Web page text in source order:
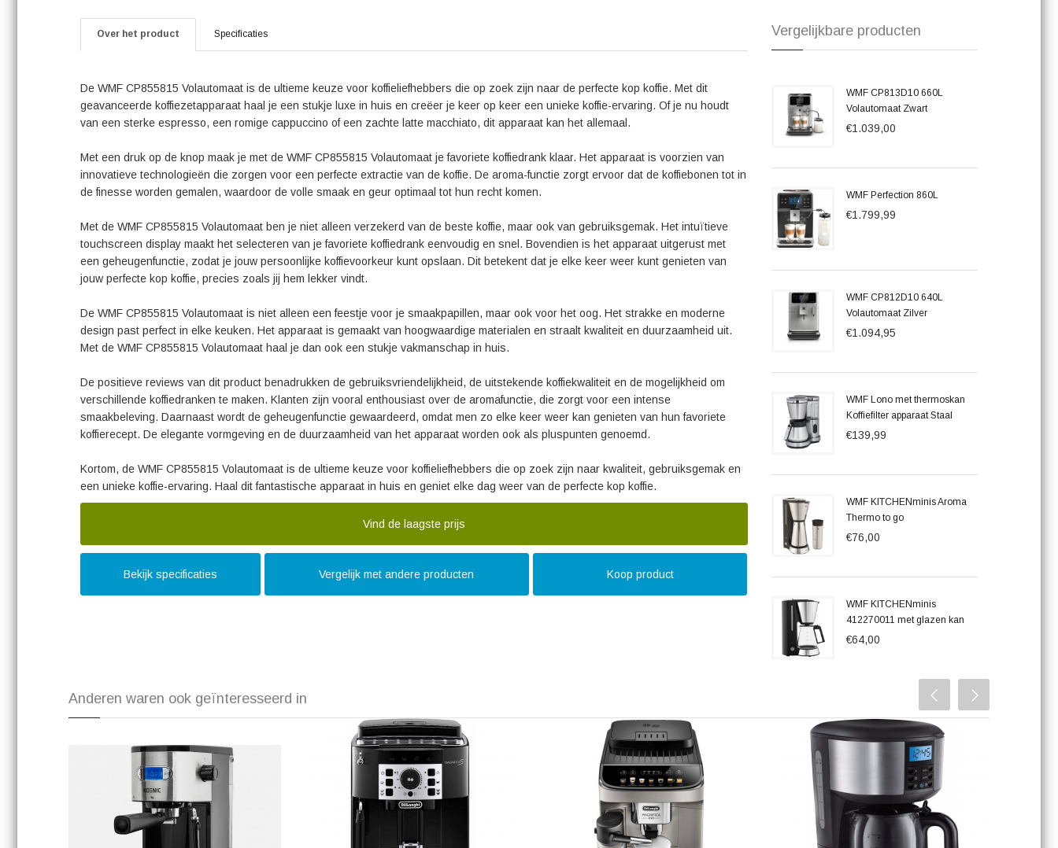
Kortom, de WMF CP855815 Volautomaat is de ultieme keuze voor koffieliefhebbers die op zoek zijn naar
kwaliteit, gebruiksgemak en een unieke koffie-ervaring. Haal dit fantastische apparaat in huis en geniet elke dag
Over het product Specificaties
De WMF CP855815 Volautomaat is de ultieme keuze voor koffieliefhebbers die op zoek zijn naar de perfecte kop koffie. Met dit
geavanceerde koffiezetapparaat haal je een stukje luxe in huis en creëer je keer op keer een unieke koffie-ervaring. Of je nu houdt
van een sterke espresso, een romige cappuccino of een zachte latte macchiato, dit apparaat kan het allemaal.
Met een druk op de knop maak je met de WMF CP855815 Volautomaat je favoriete koffiedrank klaar. Het apparaat is voorzien van
innovatieve technologieën die zorgen voor een perfecte extractie van de koffie. De aroma-functie zorgt ervoor dat de koffiebonen tot in
de finesse worden gemalen, waardoor de volle smaak en geur optimaal tot hun recht komen.
Met de WMF CP855815 Volautomaat ben je niet alleen verzekerd van de beste koffie, maar ook van gebruiksgemak. Het intuïtieve
touchscreen display maakt het selecteren van je favoriete koffiedrank eenvoudig en snel. Bovendien is het apparaat uitgerust met
een geheugenfunctie, zodat je jouw persoonlijke koffievoorkeur kunt opslaan. Dit betekent dat je elke keer weer kunt genieten van
jouw perfecte kop koffie, precies zoals jij hem lekker vindt.
De WMF CP855815 Volautomaat is niet alleen een feestje voor je smaakpapillen, maar ook voor het oog. Het strakke en moderne
design past perfect in elke keuken. Het apparaat is gemaakt van hoogwaardige materialen en straalt kwaliteit en duurzaamheid uit.
Met de WMF CP855815 Volautomaat haal je dan ook een stukje vakmanschap in huis.
De positieve reviews van dit product benadrukken de gebruiksvriendelijkheid, de uitstekende koffiekwaliteit en de mogelijkheid om
verschillende koffiedranken te maken. Klanten zijn vooral enthousiast over de aromafunctie, die zorgt voor een intense
smaakbeleving. Daarnaast wordt de geheugenfunctie gewaardeerd, omdat men zo elke keer weer kan genieten van hun favoriete
koffierecept. De elegante vormgeving en de duurzaamheid van het apparaat worden ook als pluspunten genoemd.
Kortom, de WMF CP855815 Volautomaat is de ultieme keuze voor koffieliefhebbers die op zoek zijn naar kwaliteit, gebruiksgemak en
een unieke koffie-ervaring. Haal dit fantastische apparaat in huis en geniet elke dag weer van de perfecte kop koffie.
Vind de laagste prijs
Bekijk specificaties Vergelijk met andere producten Koop product
Vergelijkbare producten
WMF CP813D10 660L
Volautomaat Zwart
€1.039,00
WMF Perfection 860L
€1.799,99
WMF CP812D10 640L
Volautomaat Zilver
€1.094,95
WMF Lono met thermoskan
Koffiefilter apparaat Staal
€139,99
WMF KITCHENminis Aroma
Thermo to go
€76,00
WMF KITCHENminis
412270011 met glazen kan
€64,00
Anderen waren ook geïnteresseerd in